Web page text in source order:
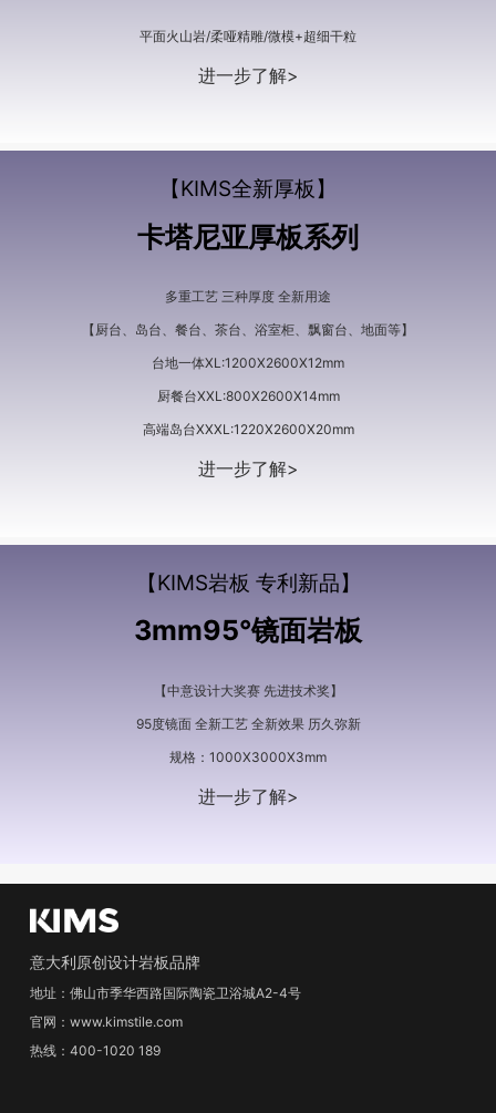
平面火山岩/柔哑精雕/微模+超细干粒
进一步了解>
【KIMS全新厚板】
卡塔尼亚厚板系列
多重工艺 三种厚度 全新用途
【厨台、岛台、餐台、茶台、浴室柜、飘窗台、地面等】
台地一体XL:1200X2600X12mm
厨餐台XXL:800X2600X14mm
高端岛台XXXL:1220X2600X20mm
进一步了解>
【KIMS岩板 专利新品】
3mm95°镜面岩板
【中意设计大奖赛 先进技术奖】
95度镜面 全新工艺 全新效果 历久弥新
规格：1000X3000X3mm
进一步了解>
意大利原创设计岩板品牌
地址：佛山市季华西路国际陶瓷卫浴城A2-4号
官网：www.kimstile.com
热线：400-1020 189